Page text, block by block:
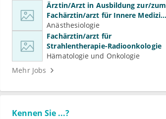
Ärztin/Arzt in Ausbildung zur/zum
Fachärztin/arzt für Innere Medizin
(Kardiologie, Nephrologie,
Intensivmedizin)
Anästhesiologie
Fachärztin/arzt für
Strahlentherapie-Radioonkologie
Hämatologie und Onkologie
Mehr Jobs
Kennen Sie ...?